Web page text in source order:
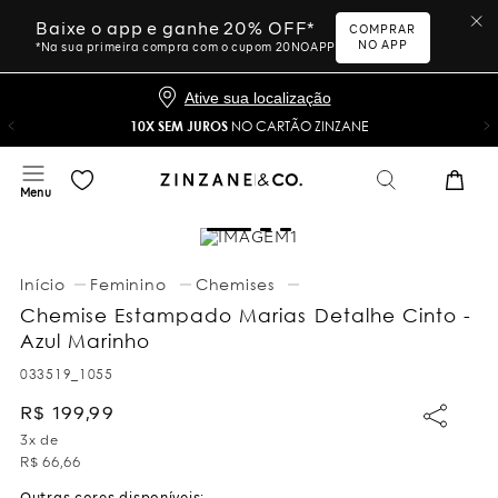
Baixe o app e ganhe 20% OFF*
*Na sua primeira compra com o cupom 20NOAPP
COMPRAR
NO APP
Ative sua localização
10X SEM JUROS NO CARTÃO ZINZANE
Feminino Chemises
Chemise Estampado Marias Detalhe Cinto -
Azul Marinho
033519_1055
R$ 199,99
3x de
R$ 66,66